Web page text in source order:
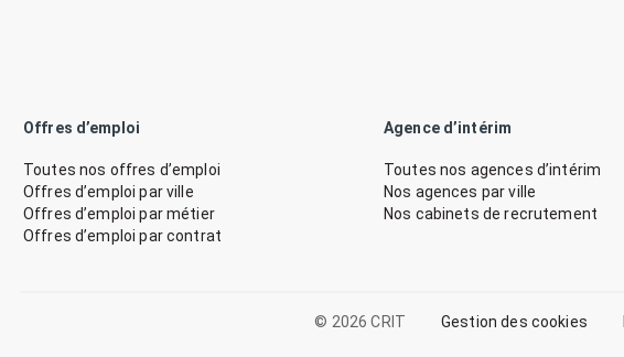
Offres d’emploi
Toutes nos offres d’emploi
Offres d’emploi par ville
Offres d’emploi par métier
Offres d’emploi par contrat
Agence d’intérim
Toutes nos agences d’intérim
Nos agences par ville
Nos cabinets de recrutement
© 2026 CRIT Gestion des cookies